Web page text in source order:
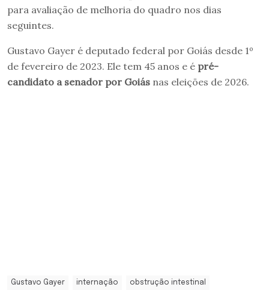
para avaliação de melhoria do quadro nos dias
seguintes.
Gustavo Gayer é deputado federal por Goiás desde 1º
de fevereiro de 2023. Ele tem 45 anos e é pré-
candidato a senador por Goiás nas eleições de 2026.
Gustavo Gayer internação obstrução intestinal